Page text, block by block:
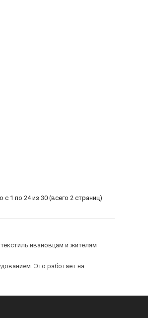
с 1 по 24 из 30 (всего 2 страниц)
ивановцам и жителям
Это работает на